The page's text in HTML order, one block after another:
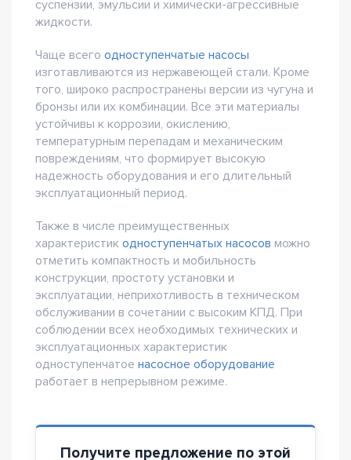
суспензии, эмульсии и химически-агрессивные
жидкости.
Чаще всего одноступенчатые насосы
изготавливаются из нержавеющей стали. Кроме
того, широко распространены версии из чугуна и
бронзы или их комбинации. Все эти материалы
устойчивы к коррозии, окислению,
температурным перепадам и механическим
повреждениям, что формирует высокую
надежность оборудования и его длительный
эксплуатационный период.
Также в числе преимущественных
характеристик одноступенчатых насосов можно
отметить компактность и мобильность
конструкции, простоту установки и
эксплуатации, неприхотливость в техническом
обслуживании в сочетании с высоким КПД. При
соблюдении всех необходимых технических и
эксплуатационных характеристик
одноступенчатое насосное оборудование
работает в непрерывном режиме.
Получите предложение по этой